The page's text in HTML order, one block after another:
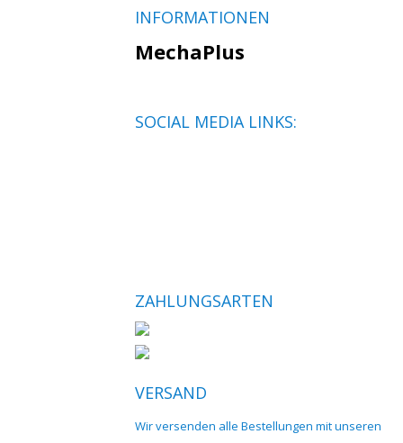
INFORMATIONEN
MechaPlus
SOCIAL MEDIA LINKS:
ZAHLUNGSARTEN
VERSAND
Wir versenden alle Bestellungen mit unseren